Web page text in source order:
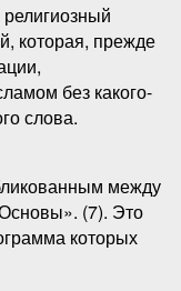
которая, прежде
без какого-
слова.
между
(7). Это
которых